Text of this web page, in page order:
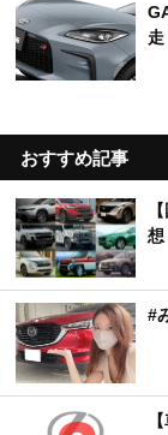
おすすめ記事
想
#